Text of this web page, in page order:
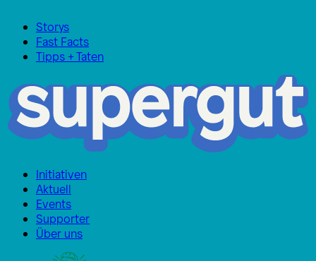
Storys
Fast Facts
Tipps + Taten
Initiativen
Aktuell
Events
Supporter
Über uns